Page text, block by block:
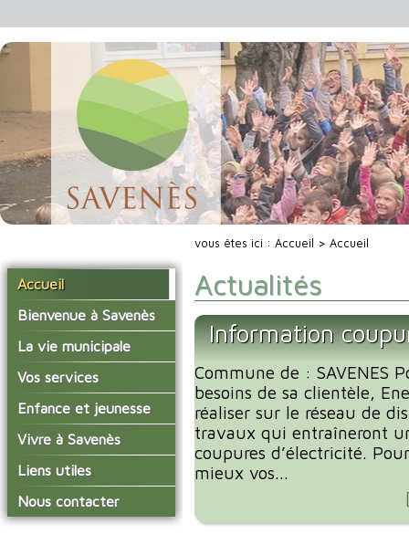
Accueil
Bienvenue à Savenès
Situer Savenès
Savenès en chiffre
L'histoire du village
Actualités de Savenès
sur ladepeche.fr
La vie municipale
Vos élus
Les compte-rendus du
conseil municipal
Les commissions
Les diverses
délégations/syndicats
L'urbanisme
Vos services
La mairie
Le service technique
Les services de l'école
Les installations
municipales
La collecte des ordures
Enfance et jeunesse
L'école primaire
La garderie et la cantine
Le temps périscolaire
La petite enfance
Vivre à Savenès
Agenda Salle des Fetes
Liens utiles
Communauté de
Communes Grand Sud
Tarn et Garonne
Nous contacter
vous êtes ici : Accueil > Accueil
Actualités
Information
Commune de : SAVENES
besoins de sa clientèle,
réaliser sur le réseau de
travaux qui entraîneront
coupures d’électricité.
mieux vos...